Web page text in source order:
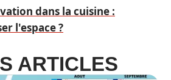
dans la cuisine :
l'espace ?
ARTICLES